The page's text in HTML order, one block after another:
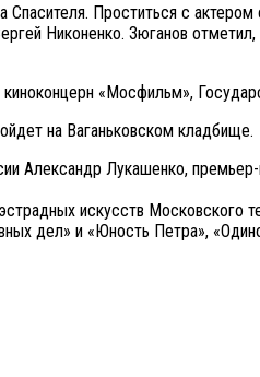
Проститься с
Никоненко. Зюганов
«Мосфильм»,
на Ваганьковском кладбище.
Александр Лукашенко,
искусств Московского
дел» и «Юность Петра»,